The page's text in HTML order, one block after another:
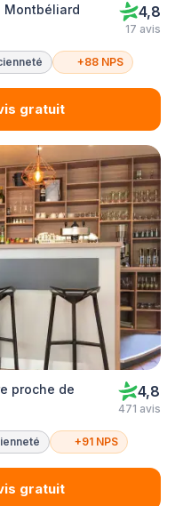
Montbéliard 4,8
17 avis
+88 NPS
gratuit
proche de
4,8
471 avis
+91 NPS
gratuit